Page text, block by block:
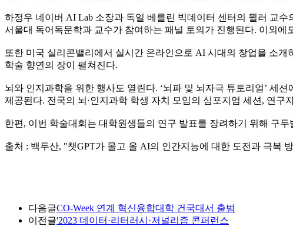
하정우 네이버 AI Lab 소장과 독일 베를린 빅데이터 센터의 뮐러 교
서울대 독어독문학과 교수가 참여하는 패널 토의가 진행된다. 이외
또한 미국 실리콘밸리에서 실시간 온라인으로 AI 시대의 창업을 소
학술 향연의 장이 펼쳐진다.
뇌와 인지과학을 위한 행사도 열린다. ‘뇌파 및 뇌자극 튜토리얼’ 세
제공된다. 전국의 뇌·인지과학 학생 자치 모임의 심포지엄 세션, 연구
한편, 이번 학술대회는 대학원생들의 연구 발표를 장려하기 위해 구
출처 : 백두산, "챗GPT가 몰고 올 AI의 인간지능에 대한 도전과 극복 방
다음글CO-Week 연계 혁신융합대학 건국대서 출범
이전글'2023 데이터·리터러시·저널리즘 콘퍼런스